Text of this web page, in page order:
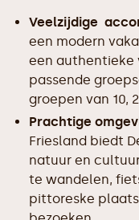
Veelzijdige
een modern
een authentieke
passende
groepen van 10,
Prachtige
Friesland biedt
natuur en
te wandelen,
pittoreske